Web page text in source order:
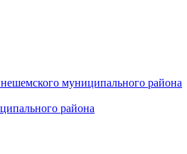
муниципального района
района